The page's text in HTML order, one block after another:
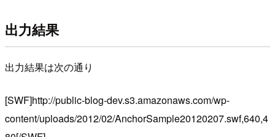
出力結果
出力結果は次の通り
[SWF]http://public-blog-dev.s3.amazonaws.com/wp-
content/uploads/2012/02/AnchorSample20120207.swf,640,4